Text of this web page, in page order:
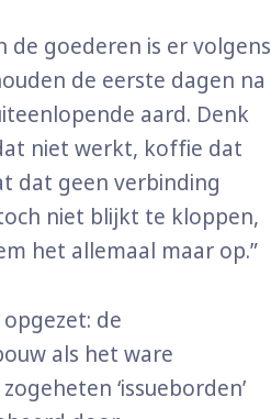
goederen is er volgens
de eerste dagen na
aard. Denk
niet werkt, koffie dat
dat geen verbinding
niet blijkt te kloppen,
het allemaal maar op.”
de
als het ware
‘issueborden’